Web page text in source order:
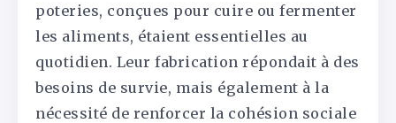
poteries, conçues pour cuire ou fermenter
les aliments, étaient essentielles au
quotidien. Leur fabrication répondait à des
besoins de survie, mais également à la
nécessité de renforcer la cohésion sociale